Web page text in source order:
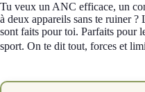
Tu veux un ANC efficace, un
à deux appareils sans te ruiner
sont faits pour toi. Parfaits pour
sport. On te dit tout, forces et